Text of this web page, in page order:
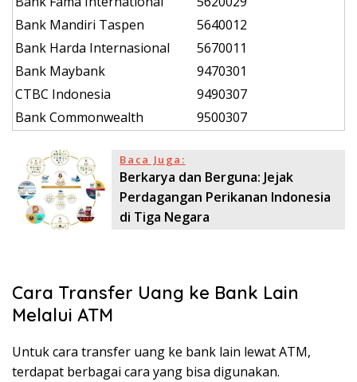
Bank Mandiri Taspen
5640012
Bank Harda Internasional
5670011
Bank Maybank
9470301
CTBC Indonesia
9490307
Bank Commonwealth
9500307
Baca Juga:
Berkarya dan Berguna: Jejak
Perdagangan Perikanan Indonesia
di Tiga Negara
Cara Transfer Uang ke Bank Lain
Melalui ATM
Untuk cara transfer uang ke bank lain lewat ATM,
terdapat berbagai cara yang bisa digunakan.